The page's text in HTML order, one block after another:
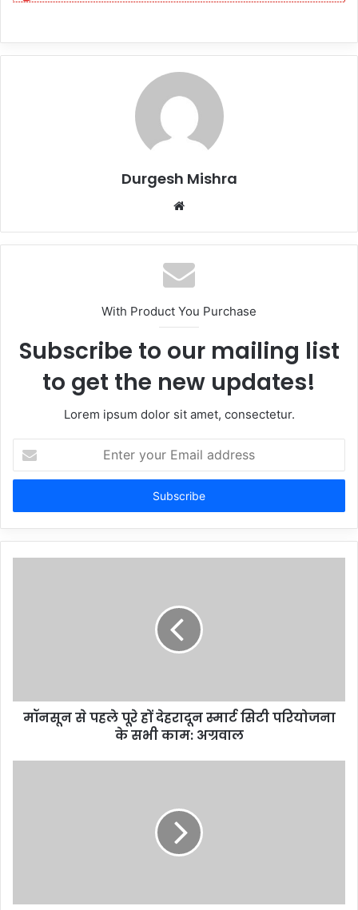
Durgesh Mishra
Website
With Product You Purchase
Subscribe to our mailing list
to get the new updates!
Lorem ipsum dolor sit amet, consectetur.
Enter
your
Email
मॉनसून से पहले पूरे हों देहरादून स्मार्ट सिटी परियोजना
के सभी काम: अग्रवाल